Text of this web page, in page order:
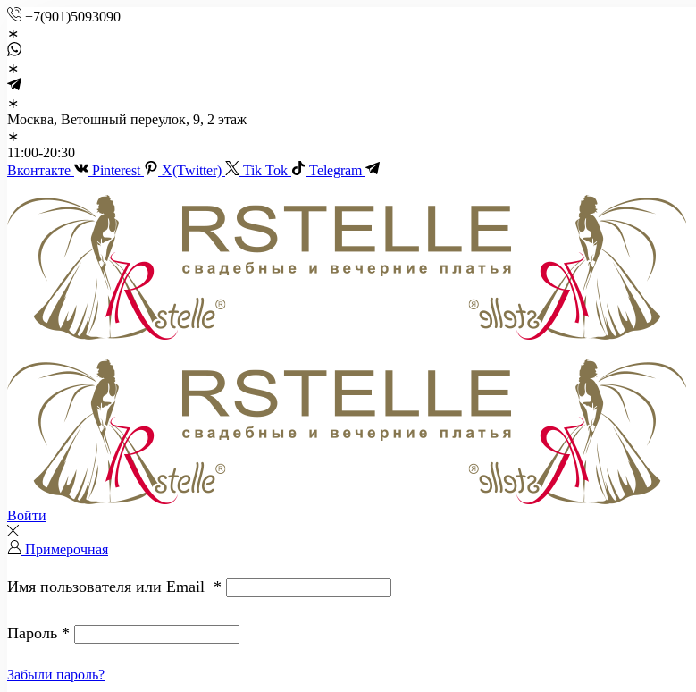
+7(901)5093090
Москва, Ветошный переулок, 9, 2 этаж
11:00-20:30
Вконтакте
Pinterest X(Twitter) Tik Tok Telegram
Войти
Примерочная
Имя пользователя или Email *
Пароль *
Забыли пароль?